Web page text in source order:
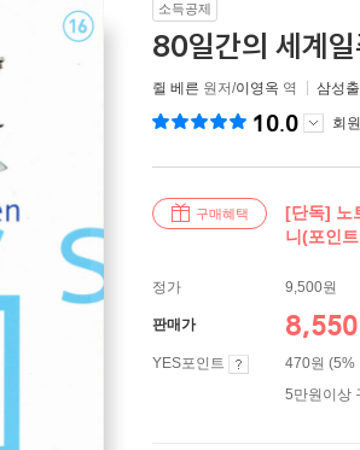
소득공제
80일간의 세계
쥘 베른 원저/이영옥 역 삼성
10.0 회
구매혜택
[단독] 노
니(포인
정가 9,500원
판매가 8,550
YES포인트
470원 (5%
5만원이상